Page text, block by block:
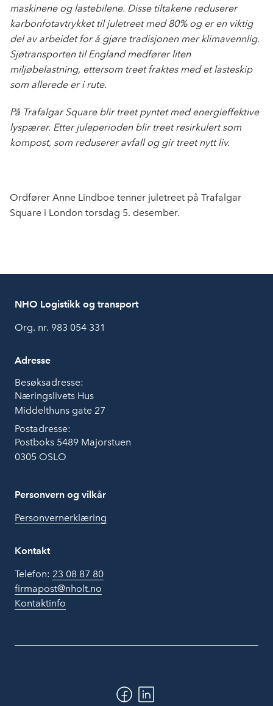
maskinene og lastebilene. Disse tiltakene reduserer
karbonfotavtrykket til juletreet med 80% og er en viktig
del av arbeidet for å gjøre tradisjonen mer klimavennlig.
Sjøtransporten til England medfører liten
miljøbelastning, ettersom treet fraktes med et lasteskip
som allerede er i rute.
På Trafalgar Square blir treet pyntet med energieffektive
lyspærer. Etter juleperioden blir treet resirkulert som
kompost, som reduserer avfall og gir treet nytt liv.
Ordfører Anne Lindboe tenner juletreet på Trafalgar
Square i London torsdag 5. desember.
NHO Logistikk og transport
Org. nr. 983 054 331
Adresse
Besøksadresse:
Næringslivets Hus
Middelthuns gate 27
Postadresse:
Postboks 5489 Majorstuen
0305 OSLO
Personvern og vilkår
Personvernerklæring
Kontakt
Telefon: 23 08 87 80
firmapost@nholt.no
Kontaktinfo